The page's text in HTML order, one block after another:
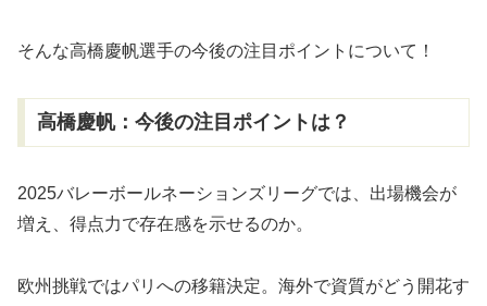
そんな高橋慶帆選手の今後の注目ポイントについて！
高橋慶帆：今後の注目ポイントは？
2025バレーボールネーションズリーグでは、出場機会が
増え、得点力で存在感を示せるのか。
欧州挑戦ではパリへの移籍決定。海外で資質がどう開花す